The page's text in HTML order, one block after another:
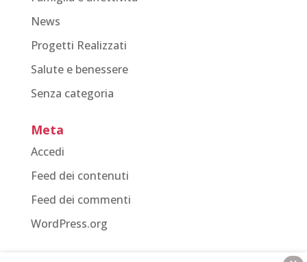
News
Progetti Realizzati
Salute e benessere
Senza categoria
Meta
Accedi
Feed dei contenuti
Feed dei commenti
WordPress.org